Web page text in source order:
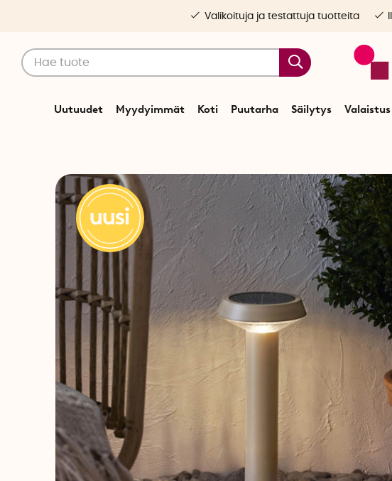
Uutuudet Myydyimmät Koti Puutarha Säilytys Valaistus
Valikoituja ja testattuja tuotteita